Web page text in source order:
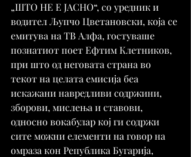
„ШТО НЕ Е ЈАСНО“, со уредник и
водител Љупчо Цветановски, која се
емитува на ТВ Алфа, гостуваше
познатиот поет Ефтим Клетников,
при што од неговата страна во
текот на целата емисија беа
искажани навредливи содржини,
зборови, мислења и ставови,
односно вокабулар кој ги содржи
сите можни елементи на говор на
омраза кон Република Бугарија,